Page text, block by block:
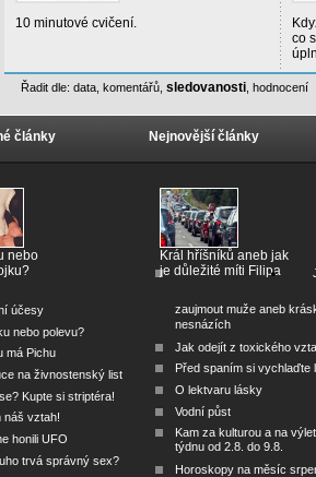
10 minutové cvičení.
co
Řadit dle: data komentářů sledovanosti hodnocení
články
nebo
účesy
nebo polevu?
má Pichu
na živnostenský list
Kupte si striptéra!
náš vztah!
honili UFO
trvá správný sex?
Nejnovější články
Král hříšníků aneb jak
je důležité míti Filipa
zaujmout muže aneb
nesnázích
Jak odejít z toxického
Před spaním si vychlaďte
O lektvaru lásky
Vodní půst
Kam za kulturou a na
týdnu od 2.8. do 9.8.
Horoskopy na měsíc